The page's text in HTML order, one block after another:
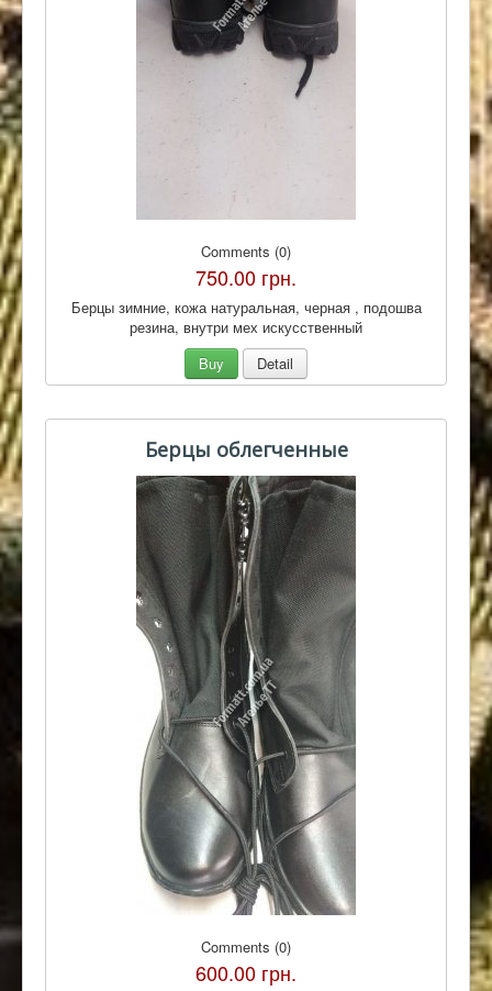
Comments (0)
750.00 грн.
Берцы зимние, кожа натуральная, черная , подошва
резина, внутри мех искусственный
Buy
Detail
Берцы облегченные
Comments (0)
600.00 грн.